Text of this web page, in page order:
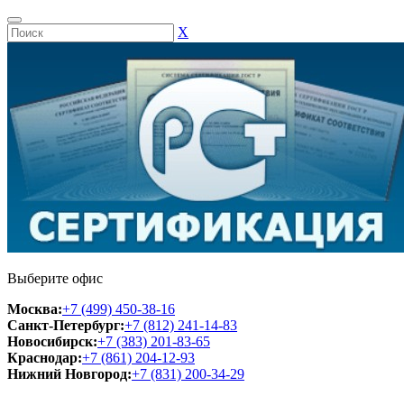
Х
Выберите офис
Москва:+7 (499) 450-38-16
Санкт-Петербург:+7 (812) 241-14-83
Новосибирск:+7 (383) 201-83-65
Краснодар:+7 (861) 204-12-93
Нижний Новгород:+7 (831) 200-34-29